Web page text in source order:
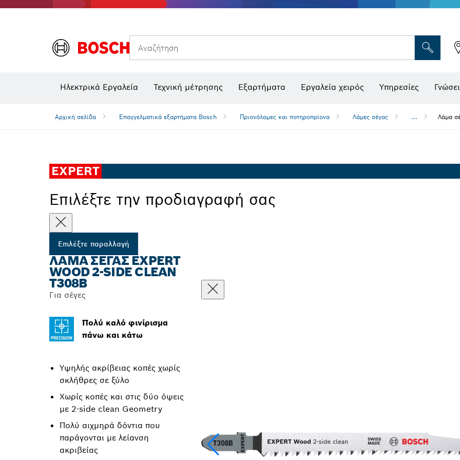
Αναζήτηση
Ηλεκτρικά Εργαλεία Τεχνική μέτρησης Εξαρτήματα Εργαλεία χειρός Υπηρεσίες
Αρχική σελίδα Επαγγελματικά εξαρτήματα Bosch Πριονόλαμες και ποτηροπρίονα Λάμες σέγας ... Λάμα
EXPERT
Επιλέξτε την προδιαγραφή σας
Επιλέξτε παραλλαγή
ΛΆΜΑ ΣΈΓΑΣ EXPERT
WOOD 2-SIDE CLEAN
T308B
Για σέγες
Πολύ καλό φινίρισμα
πάνω και κάτω
Υψηλής ακρίβειας κοπές χωρίς
σκλήθρες σε ξύλο
Χωρίς κοπές και στις δύο όψεις
με 2-side clean Geometry
Πολύ αιχμηρά δόντια που
παράγονται με λείανση
ακριβείας